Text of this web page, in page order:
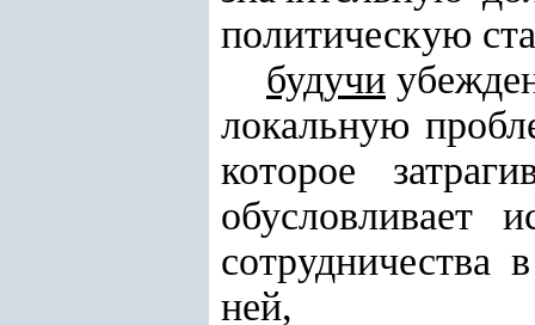
политическую
будучи
локальную
которое
обусловливает
ней,